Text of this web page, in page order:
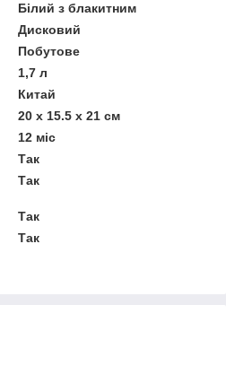
Білий з блакитним
Дисковий
Побутове
1,7 л
Китай
20 х 15.5 х 21 см
12 міс
Так
Так
Так
Так